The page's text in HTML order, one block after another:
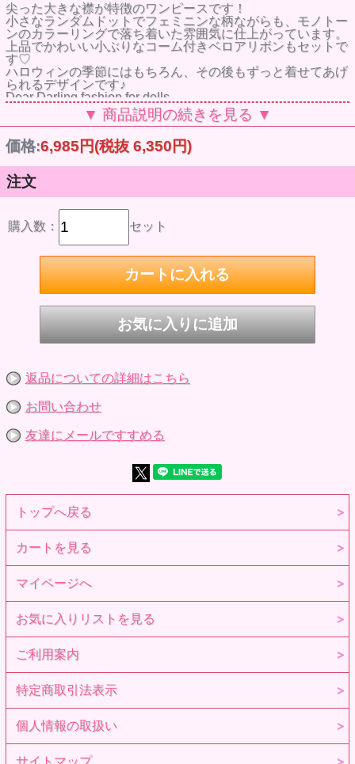
尖った大きな襟が特徴のワンピースです！
小さなランダムドットでフェミニンな柄ながらも、モノトー
ンのカラーリングで落ち着いた雰囲気に仕上がっています。
上品でかわいい小ぶりなコーム付きベロアリボンもセットで
す♡
ハロウィンの季節にはもちろん、その後もずっと着せてあげ
られるデザインです♪
Dear Darling fashion for dolls
【ビッグカラーシャツワンピースセット】
22cmドールサイズ
セット内容：ワンピース、リボン
【お取扱いの注意事項】
●デザイン性を重視して作られており、ドール本体に色移行
する恐れがあります。
遊んだあとは必ず脱がせて保管するなど、長時間ドールに着
せたままにするのはお避けください。
ドールに色移行した際の責任は負いかねます。なお、右記の
理由による返品・交換はできませんのでご了承ください。
●洗濯はできません。
セット内容以外のドール、小物は付属しません。ご注意くだ
さい。
▼ 商品説明の続きを見る ▼
価格:6,985円(税抜 6,350円)
注文
購入数： セット
返品についての詳細はこちら
お問い合わせ
友達にメールですすめる
トップへ戻る
カートを見る
マイページへ
お気に入りリストを見る
ご利用案内
特定商取引法表示
個人情報の取扱い
サイトマップ